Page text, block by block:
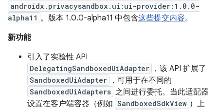
androidx.privacysandbox.ui:ui-provider:1.0.0-
alpha11 。版本 1.0.0-alpha11 中包含这些提交内容。
新功能
引入了实验性 API
DelegatingSandboxedUiAdapter ，该 API 扩展了
SandboxedUiAdapter ，可用于在不同的
SandboxedUiAdapters 之间进行委托。当此适配器
设置在客户端容器（例如 SandboxedSdkView ）上